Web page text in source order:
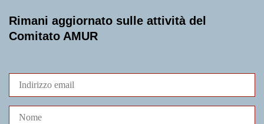
Rimani aggiornato sulle attività del
Comitato AMUR